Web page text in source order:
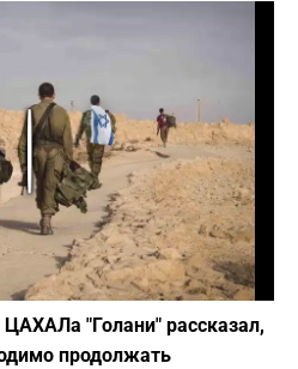
Play
Фото: depositphotos.com
"Голани" рассказал,
продолжать